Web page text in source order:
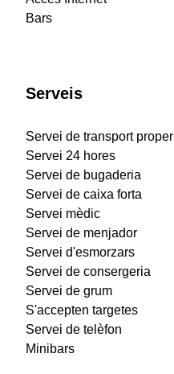
Bars
Serveis
Servei de transport proper
Servei 24 hores
Servei de bugaderia
Servei de caixa forta
Servei mèdic
Servei de menjador
Servei d'esmorzars
Servei de consergeria
Servei de grum
S'accepten targetes
Servei de telèfon
Minibars